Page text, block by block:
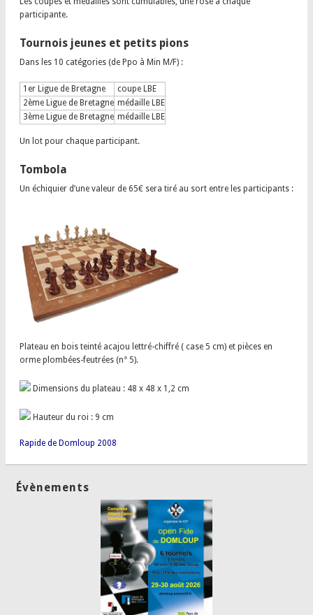
participante.
Tournois jeunes et petits pions
Dans les 10 catégories (de Ppo à Min M/F) :
1er Ligue de Bretagne
coupe LBE
2ème Ligue de Bretagne médaille LBE
3ème Ligue de Bretagne médaille LBE
Un lot pour chaque participant.
Tombola
Un échiquier d’une valeur de 65€ sera tiré au sort entre les participants :
Plateau en bois teinté acajou lettré-chiffré ( case 5 cm) et pièces en
orme plombées-feutrées (n° 5).
Dimensions du plateau : 48 x 48 x 1,2 cm
Hauteur du roi : 9 cm
Rapide de Domloup 2008
Évènements